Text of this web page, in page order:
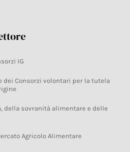
IG
dei Consorzi volontari per la tutela
della sovranità alimentare e delle
Agricolo Alimentare